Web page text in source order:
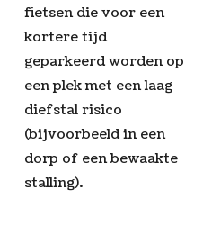
fietsen die voor een
kortere tijd
geparkeerd worden op
een plek met een laag
diefstal risico
(bijvoorbeeld in een
dorp of een bewaakte
stalling).